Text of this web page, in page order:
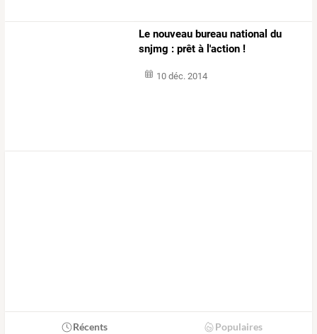
Le nouveau bureau national du
snjmg : prêt à l'action !
10 déc. 2014
Récents Populaires